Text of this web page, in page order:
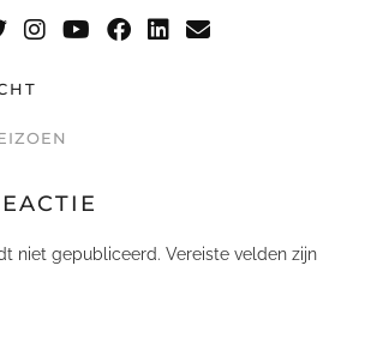
niet gepubliceerd. Vereiste velden zijn